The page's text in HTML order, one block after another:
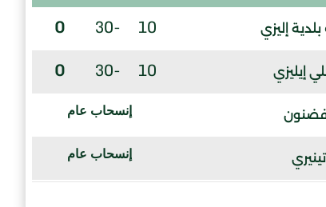
إليزي 10
-30
0
إيليزي 10
-30
0
فضنون إنسحاب عام
إنسحاب عام